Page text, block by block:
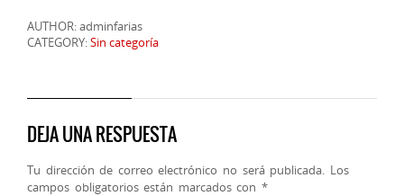
AUTHOR: adminfarias
CATEGORY:Sin categoría
DEJA UNA RESPUESTA
Tu dirección de correo electrónico no será publicada. Los
campos obligatorios están marcados con *